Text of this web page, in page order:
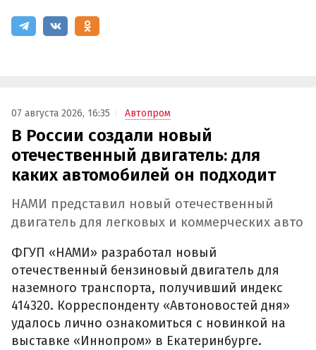
07 августа 2026, 16:35 Автопром
В России создали новый
отечественный двигатель: для
каких автомобилей он подходит
НАМИ представил новый отечественный
двигатель для легковых и коммерческих авто
ФГУП «НАМИ» разработал новый
отечественный бензиновый двигатель для
наземного транспорта, получивший индекс
414320. Корреспонденту «Автоновостей дня»
удалось лично ознакомиться с новинкой на
выставке «Иннопром» в Екатеринбурге.